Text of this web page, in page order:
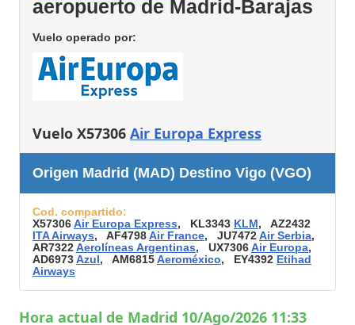
aeropuerto de Madrid-Barajas
Vuelo operado por:
Vuelo X57306 Air Europa Express
Origen Madrid (MAD) Destino Vigo (VGO)
Cod. compartido:
X57306Air Europa Express, KL3343 KLM, AZ2432
ITA Airways, AF4798Air France, JU7472Air Serbia,
AR7322Aerolíneas Argentinas, UX7306Air Europa,
AD6973Azul, AM6815Aeroméxico, EY4392 Etihad
Airways
Hora actual de Madrid 10/Ago/2026 11:33